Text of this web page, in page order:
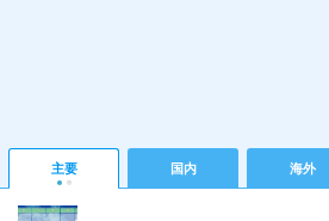
主要 国内 海外